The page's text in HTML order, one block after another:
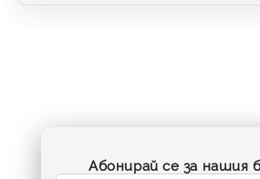
Абонирай се за нашия